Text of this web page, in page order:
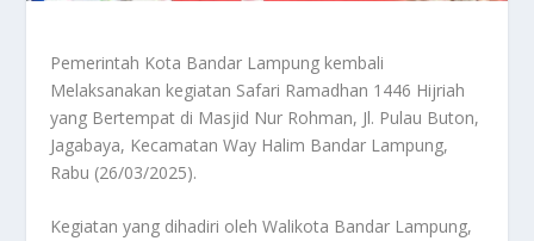
Pemerintah Kota Bandar Lampung kembali
Melaksanakan kegiatan Safari Ramadhan 1446 Hijriah
yang Bertempat di Masjid Nur Rohman, Jl. Pulau Buton,
Jagabaya, Kecamatan Way Halim Bandar Lampung,
Rabu (26/03/2025).
Kegiatan yang dihadiri oleh Walikota Bandar Lampung,